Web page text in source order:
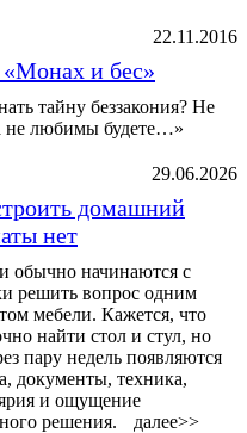
22.11.2016
«Монах и бес»
тайну беззакония? Не
не любимы будете…»
29.06.2026
домашний
нет
обычно начинаются с
решить вопрос одним
мебели. Кажется, что
найти стол и стул, но
пару недель появляются
документы, техника,
и ощущение
решения.
далее>>